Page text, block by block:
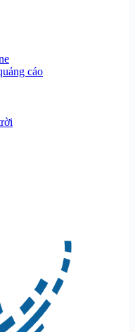
cáo